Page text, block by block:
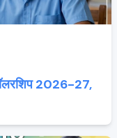
2026-27,